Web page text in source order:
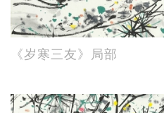
《岁寒三友》局部